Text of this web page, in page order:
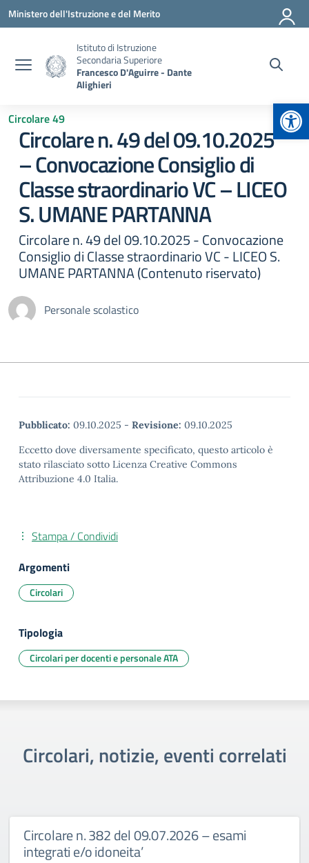
Vai ai contenuti
Vai al menu di navigazione
Vai al footer
Ministero dell'Istruzione e del Merito
Istituto di Istruzione
Secondaria Superiore
Francesco D'Aguirre - Dante
Alighieri
Circolare 49
Circolare n. 49 del 09.10.2025
– Convocazione Consiglio di
Classe straordinario VC – LICEO
S. UMANE PARTANNA
Circolare n. 49 del 09.10.2025 - Convocazione
Consiglio di Classe straordinario VC - LICEO S.
UMANE PARTANNA (Contenuto riservato)
Personale scolastico
Pubblicato: 09.10.2025 - Revisione: 09.10.2025
Eccetto dove diversamente specificato, questo articolo è
stato rilasciato sotto Licenza Creative Commons
Attribuzione 4.0 Italia.
Stampa / Condividi
Argomenti
Circolari
Tipologia
Circolari per docenti e personale ATA
Circolari, notizie, eventi correlati
Circolare n. 382 del 09.07.2026 – esami
integrati e/o idoneita’